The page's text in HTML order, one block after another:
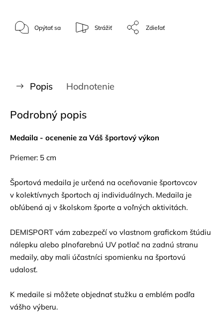
Opýtať sa Strážiť Zdieľať
Popis Hodnotenie
Podrobný popis
Medaila - ocenenie za Váš športový výkon
Priemer: 5 cm
Športová medaila je určená na oceňovanie športovcov
v kolektívnych športoch aj individuálnych. Medaila je
obľúbená aj v školskom športe a voľných aktivitách.
DEMISPORT vám zabezpečí vo vlastnom grafickom štúdiu
nálepku alebo plnofarebnú UV potlač na zadnú stranu
medaily, aby mali účastníci spomienku na športovú
udalosť.
K medaile si môžete objednať stužku a emblém podľa
vášho výberu.